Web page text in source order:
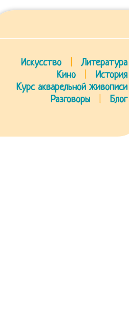
Искусство
Литература
Кино
История
Курс акварельной живописи
Разговоры
Блог